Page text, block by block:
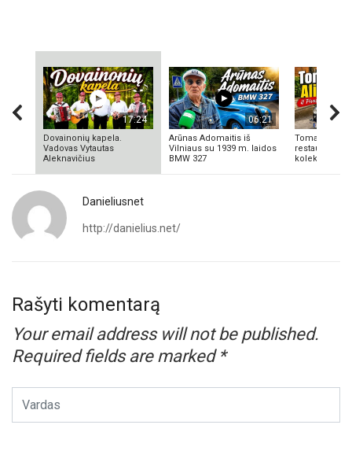
17:24
Dovainonių kapela.
Vadovas Vytautas
Aleknavičius
06:21
Arūnas Adomaitis iš
Vilniaus su 1939 m. laidos
BMW 327
Tomas
Danieliusnet
http://danielius.net/
Rašyti komentarą
Your email address will not be published.
Required fields are marked *